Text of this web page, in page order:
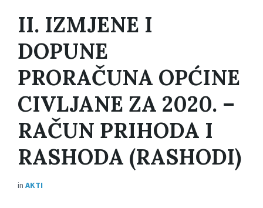
II. IZMJENE I
DOPUNE
PRORAČUNA OPĆINE
CIVLJANE ZA 2020. –
RAČUN PRIHODA I
RASHODA (RASHODI)
in AKTI